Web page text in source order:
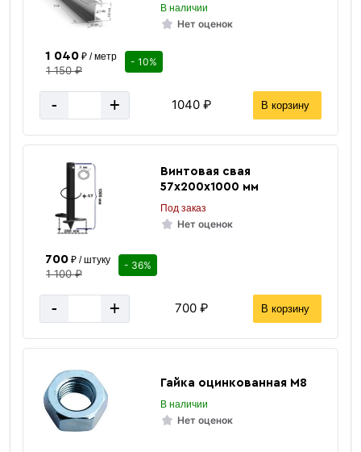
В наличии
Нет оценок
1 040₽ / метр
1 150 ₽
- 10%
- + 1040 ₽ В корзину
Винтовая свая
57х200х1000 мм
Под заказ
Нет оценок
700₽ / штуку
1 100 ₽
- 36%
- + 700 ₽ В корзину
Гайка оцинкованная М8
В наличии
Нет оценок